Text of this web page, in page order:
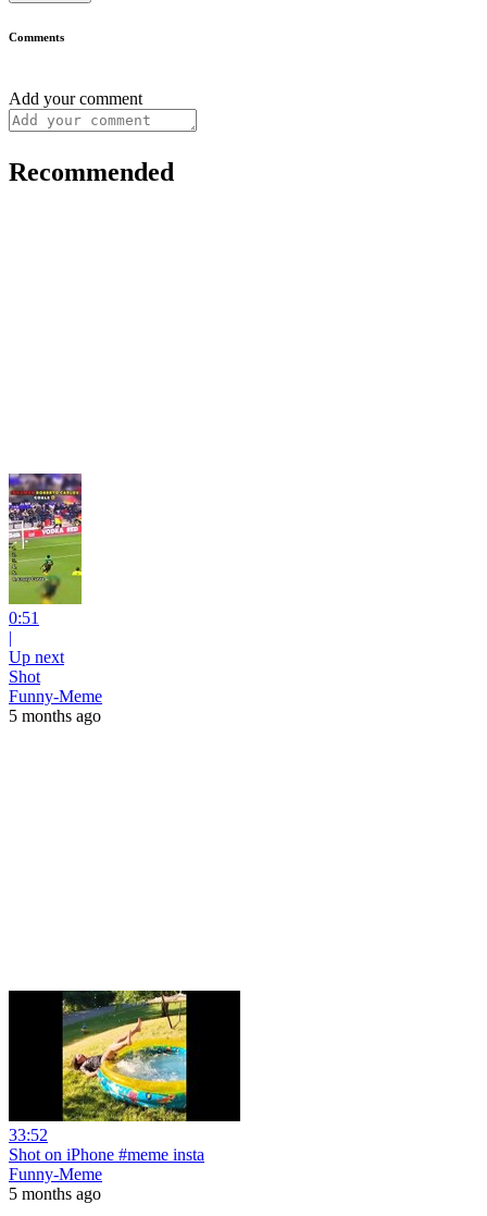
Comments
Add your comment
Recommended
0:51
|
Up next
Shot
Funny-Meme
5 months ago
33:52
Shot on iPhone #meme insta
Funny-Meme
5 months ago